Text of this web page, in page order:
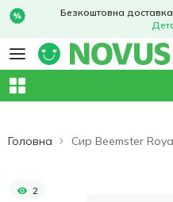
Безкоштовна
Головна
2